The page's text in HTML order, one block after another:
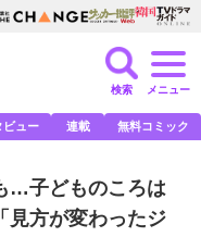
検索 メニュー
ビュー 連載 無料コミック
…子どものころは
見方が変わったジ